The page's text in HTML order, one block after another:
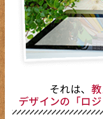
それは、
デザインの「ロジ